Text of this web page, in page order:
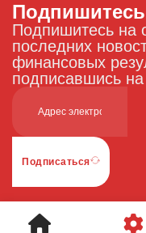
Подпишитесь на
последних
финансовых
подписавшись
Подписаться